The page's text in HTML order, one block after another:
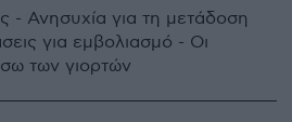
- Ανησυχία για τη μετάδοση
για εμβολιασμό - Οι
των γιορτών